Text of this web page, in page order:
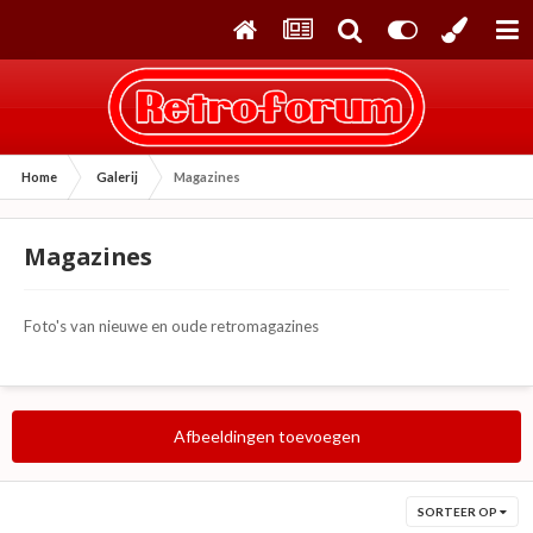
Home Galerij Magazines
Magazines
Foto's van nieuwe en oude retromagazines
Afbeeldingen toevoegen
SORTEER OP